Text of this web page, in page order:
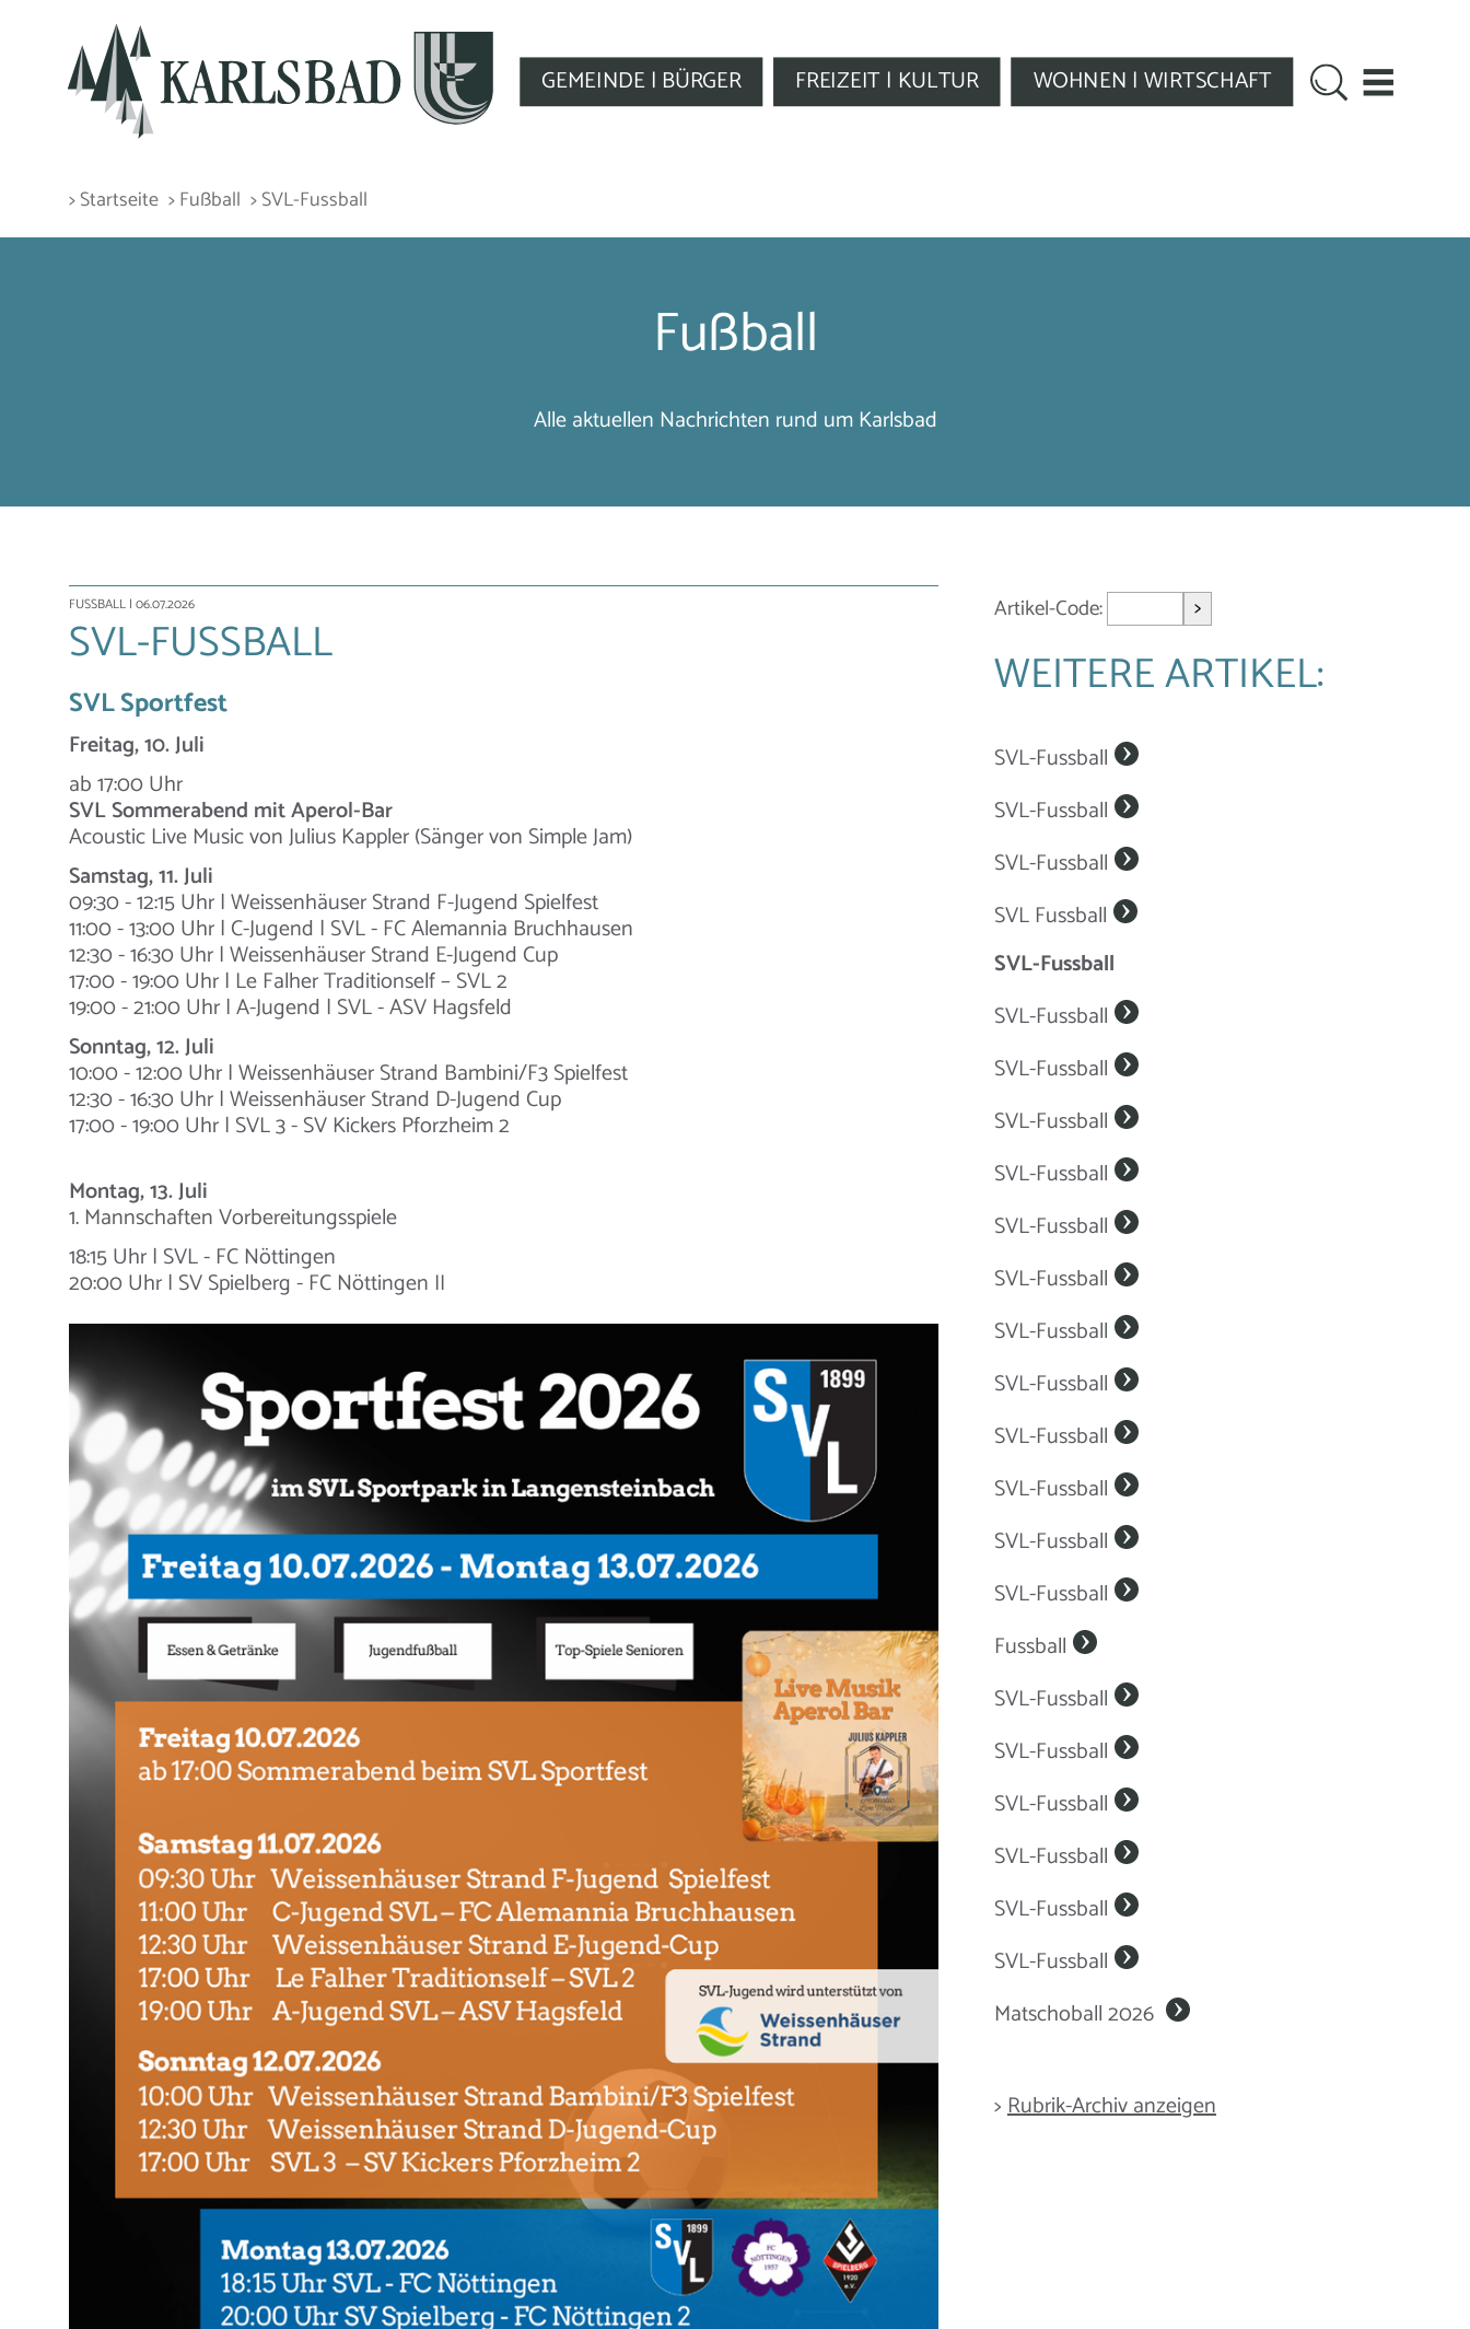
GEMEINDE | BÜRGER FREIZEIT | KULTUR WOHNEN | WIRTSCHAFT
> Startseite > Fußball > SVL-Fussball
Fußball
Alle aktuellen Nachrichten rund um Karlsbad
FUSSBALL | 06.07.2026
SVL-FUSSBALL
SVL Sportfest
Freitag, 10. Juli
ab 17:00 Uhr
SVL Sommerabend mit Aperol-Bar
Acoustic Live Music von Julius Kappler (Sänger von Simple Jam)
Samstag, 11. Juli
09:30 - 12:15 Uhr | Weissenhäuser Strand F-Jugend Spielfest
11:00 - 13:00 Uhr | C-Jugend | SVL - FC Alemannia Bruchhausen
12:30 - 16:30 Uhr | Weissenhäuser Strand E-Jugend Cup
17:00 - 19:00 Uhr | Le Falher Traditionself – SVL 2
19:00 - 21:00 Uhr | A-Jugend | SVL - ASV Hagsfeld
Sonntag, 12. Juli
10:00 - 12:00 Uhr | Weissenhäuser Strand Bambini/F3 Spielfest
12:30 - 16:30 Uhr | Weissenhäuser Strand D-Jugend Cup
17:00 - 19:00 Uhr | SVL 3 - SV Kickers Pforzheim 2
Montag, 13. Juli
1. Mannschaften Vorbereitungsspiele
18:15 Uhr | SVL - FC Nöttingen
20:00 Uhr | SV Spielberg - FC Nöttingen II
Artikel-Code: >
WEITERE ARTIKEL:
SVL-Fussball
SVL-Fussball
SVL-Fussball
SVL Fussball
SVL-Fussball
SVL-Fussball
SVL-Fussball
SVL-Fussball
SVL-Fussball
SVL-Fussball
SVL-Fussball
SVL-Fussball
SVL-Fussball
SVL-Fussball
SVL-Fussball
SVL-Fussball
SVL-Fussball
Fussball
SVL-Fussball
SVL-Fussball
SVL-Fussball
SVL-Fussball
SVL-Fussball
SVL-Fussball
Matschoball 2026
>Rubrik-Archiv anzeigen